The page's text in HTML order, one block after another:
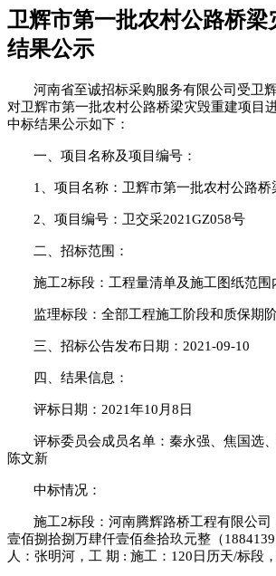
卫辉市第一批农村公路桥梁
结果公示
河南省至诚招标采购服务有限公司受卫
对卫辉市第一批农村公路桥梁灾毁重建项目
中标结果公示如下：
一、项目名称及项目编号：
1、项目名称：卫辉市第一批农村公路桥
2、项目编号：卫交采2021GZ058号
二、招标范围：
施工2标段：工程量清单及施工图纸范围
监理标段：全部工程施工阶段和质保期阶
三、招标公告发布日期： 2021-09-10
四、结果信息：
评标日期： 2021年10月8日
评标委员会成员名单：秦永强、焦国选
陈文新
中标情况：
施工2标段：河南腾辉路桥工程有限公
壹佰捌拾捌万肆仟壹佰叁拾玖元整（
人：张明河，工 期 : 施工：120日历天/标段